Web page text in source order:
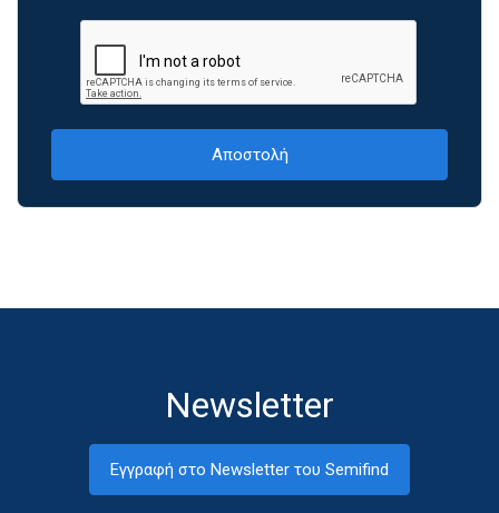
Newsletter
Εγγραφή στο Newsletter του Semifind